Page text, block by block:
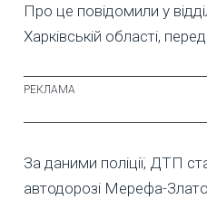
Про це повідомили у
Харківській області,
За даними поліції, ДТП
автодорозі Мерефа-